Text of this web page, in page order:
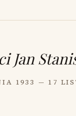
Jan
1933 — 17